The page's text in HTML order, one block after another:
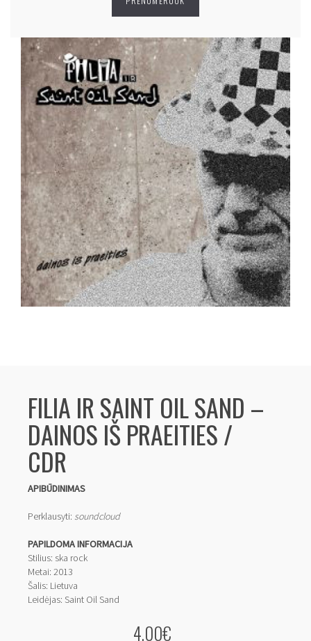
FILIA IR SAINT OIL SAND ‎–
DAINOS IŠ PRAEITIES /
CDR
APIBŪDINIMAS
Perklausyti: soundcloud
PAPILDOMA INFORMACIJA
Stilius: ska rock
Metai: 2013
Šalis: Lietuva
Leidėjas: Saint Oil Sand
4.00€